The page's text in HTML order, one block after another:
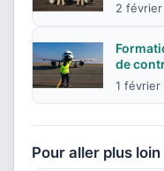
2
de
1 février
Pour aller plus loin